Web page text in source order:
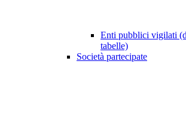
Enti pubblici vigilati
tabelle)
Società partecipate